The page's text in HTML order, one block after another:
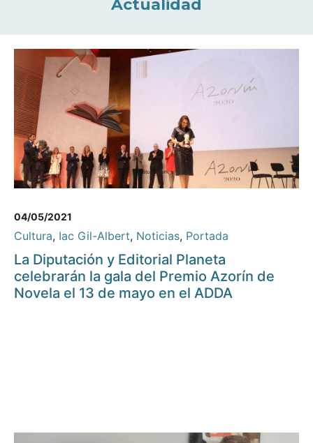
Actualidad
04/05/2021
Cultura, Iac Gil-Albert, Noticias, Portada
La Diputación y Editorial Planeta
celebrarán la gala del Premio Azorín de
Novela el 13 de mayo en el ADDA